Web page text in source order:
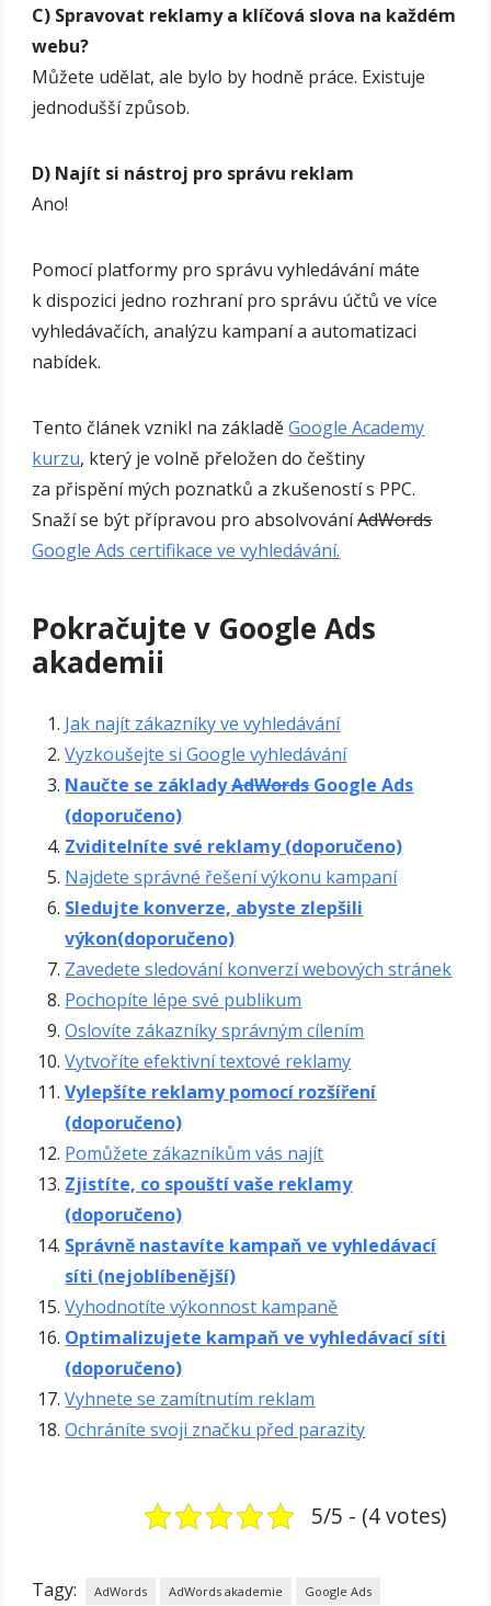
C) Spravovat reklamy a klíčová slova na každém
webu?
Můžete udělat, ale bylo by hodně práce. Existuje
jednodušší způsob.
D) Najít si nástroj pro správu reklam
Ano!
Pomocí platformy pro správu vyhledávání máte
k dispozici jedno rozhraní pro správu účtů ve více
vyhledávačích, analýzu kampaní a automatizaci
nabídek.
Tento článek vznikl na základěGoogle Academy
kurzu, který je volně přeložen do češtiny
za přispění mých poznatků a zkušeností s PPC.
Snaží se být přípravou pro absolvováníAdWords
Google Ads certifikace ve vyhledávání.
Pokračujte v Google Ads
akademii
Jak najít zákazníky ve vyhledávání
Vyzkoušejte si Google vyhledávání
Naučte se základyAdWordsGoogle Ads
(doporučeno)
Zviditelníte své reklamy (doporučeno)
Najdete správné řešení výkonu kampaní
Sledujte konverze, abyste zlepšili
výkon(doporučeno)
Zavedete sledování konverzí webových stránek
Pochopíte lépe své publikum
Oslovíte zákazníky správným cílením
Vytvoříte efektivní textové reklamy
Vylepšíte reklamy pomocí rozšíření
(doporučeno)
Pomůžete zákazníkům vás najít
Zjistíte, co spouští vaše reklamy
(doporučeno)
Správně nastavíte kampaň ve vyhledávací
síti (nejoblíbenější)
Vyhodnotíte výkonnost kampaně
Optimalizujete kampaň ve vyhledávací síti
(doporučeno)
Vyhnete se zamítnutím reklam
Ochráníte svoji značku před parazity
5/5 - (4 votes)
Tagy: AdWords AdWords akademie Google Ads